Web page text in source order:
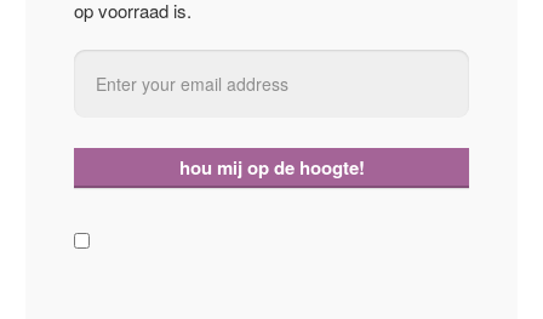
op voorraad is.